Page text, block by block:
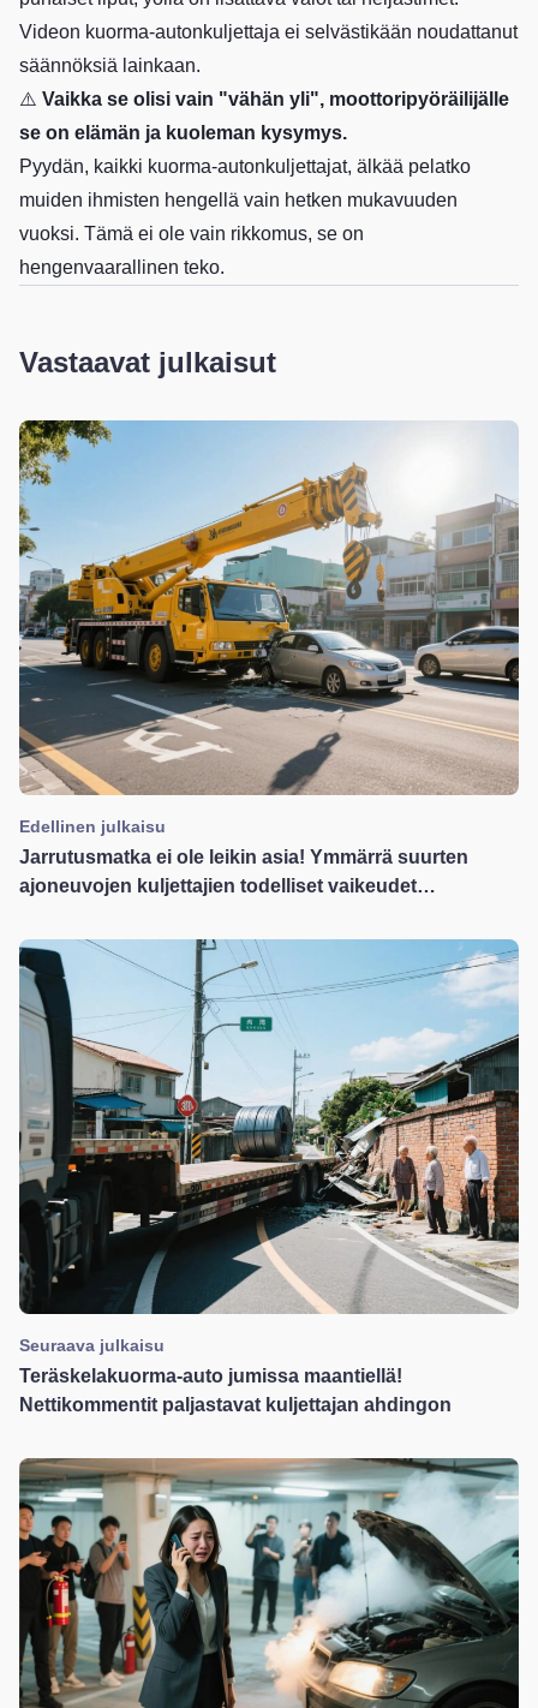
Videon kuorma-autonkuljettaja ei selvästikään noudattanut
säännöksiä lainkaan.
⚠️ Vaikka se olisi vain "vähän yli", moottoripyöräilijälle
se on elämän ja kuoleman kysymys.
Pyydän, kaikki kuorma-autonkuljettajat, älkää pelatko
muiden ihmisten hengellä vain hetken mukavuuden
vuoksi. Tämä ei ole vain rikkomus, se on
hengenvaarallinen teko.
Vastaavat julkaisut
Edellinen julkaisu
Jarrutusmatka ei ole leikin asia! Ymmärrä suurten
ajoneuvojen kuljettajien todelliset vaikeudet
Seuraava julkaisu
Teräskelakuorma-auto jumissa maantiellä!
Nettikommentit paljastavat kuljettajan ahdingon